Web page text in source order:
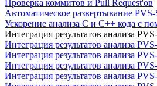
Проверка коммитов и Pull Request'ов
Автоматическое развертывание
Ускорение анализа C и C++ кода с
Интеграция результатов анализа
Интеграция результатов анализа
Интеграция результатов анализа
Интеграция результатов анализа
Интеграция результатов анализа